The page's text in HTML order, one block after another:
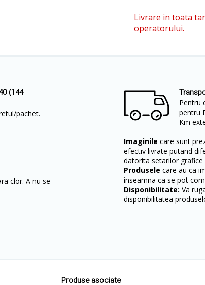
Livrare in toata
operatorului.
(144
pachet.
clor. A nu se
Pentru
pentru
Km
Imaginile care sunt
efectiv livrate putand
datorita setarilor grafice
Produsele care au ca
inseamna ca se pot
Disponibilitate: Va
disponibilitatea
Produse asociate